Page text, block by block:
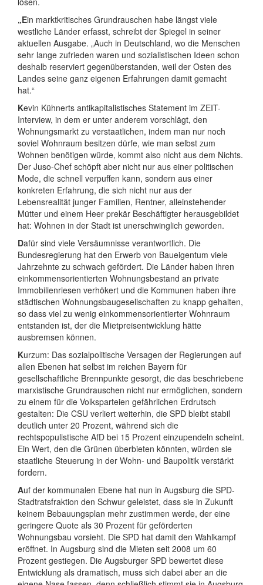
„Ein marktkritisches Grundrauschen habe längst viele
westliche Länder erfasst, schreibt der Spiegel in seiner
aktuellen Ausgabe. „Auch in Deutschland, wo die Menschen
sehr lange zufrieden waren und sozialistischen Ideen schon
deshalb reserviert gegenüberstanden, weil der Osten des
Landes seine ganz eigenen Erfahrungen damit gemacht
hat.“
Kevin Kühnerts antikapitalistisches Statement im ZEIT-
Interview, in dem er unter anderem vorschlägt, den
Wohnungsmarkt zu verstaatlichen, indem man nur noch
soviel Wohnraum besitzen dürfe, wie man selbst zum
Wohnen benötigen würde, kommt also nicht aus dem Nichts.
Der Juso-Chef schöpft aber nicht nur aus einer politischen
Mode, die schnell verpuffen kann, sondern aus einer
konkreten Erfahrung, die sich nicht nur aus der
Lebensrealität junger Familien, Rentner, alleinstehender
Mütter und einem Heer prekär Beschäftigter herausgebildet
hat: Wohnen in der Stadt ist unerschwinglich geworden.
Dafür sind viele Versäumnisse verantwortlich. Die
Bundesregierung hat den Erwerb von Baueigentum viele
Jahrzehnte zu schwach gefördert. Die Länder haben ihren
einkommensorientierten Wohnungsbestand an private
Immobilienriesen verhökert und die Kommunen haben ihre
städtischen Wohnungsbaugesellschaften zu knapp gehalten,
so dass viel zu wenig einkommensorientierter Wohnraum
entstanden ist, der die Mietpreisentwicklung hätte
ausbremsen können.
Kurzum: Das sozialpolitische Versagen der Regierungen auf
allen Ebenen hat selbst im reichen Bayern für
gesellschaftliche Brennpunkte gesorgt, die das beschriebene
marxistische Grundrauschen nicht nur ermöglichen, sondern
zu einem für die Volksparteien gefährlichen Erdrutsch
gestalten: Die CSU verliert weiterhin, die SPD bleibt stabil
deutlich unter 20 Prozent, während sich die
rechtspopulistische AfD bei 15 Prozent einzupendeln scheint.
Ein Wert, den die Grünen überbieten könnten, würden sie
staatliche Steuerung in der Wohn- und Baupolitik verstärkt
fordern.
Auf der kommunalen Ebene hat nun in Augsburg die SPD-
Stadtratsfraktion den Schwur geleistet, dass sie in Zukunft
keinem Bebauungsplan mehr zustimmen werde, der eine
geringere Quote als 30 Prozent für geförderten
Wohnungsbau vorsieht. Die SPD hat damit den Wahlkampf
eröffnet. In Augsburg sind die Mieten seit 2008 um 60
Prozent gestiegen. Die Augsburger SPD bewertet diese
Entwicklung als dramatisch, muss sich dabei aber an die